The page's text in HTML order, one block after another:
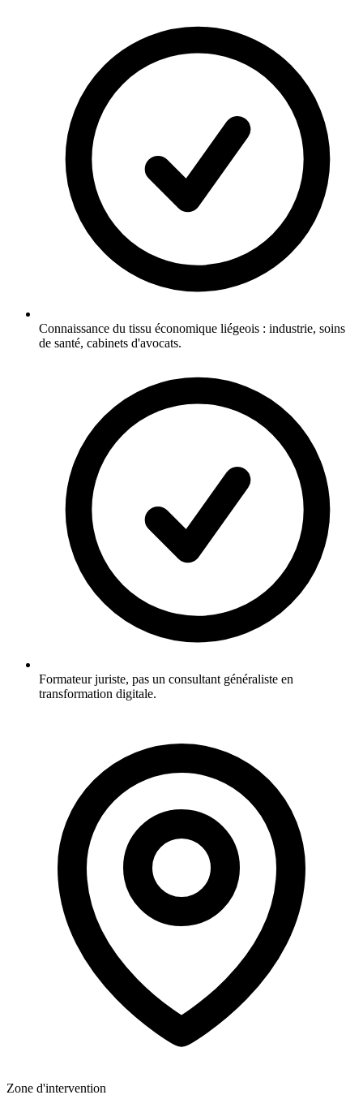
Connaissance du tissu économique liégeois : industrie, soins
de santé, cabinets d'avocats.
Formateur juriste, pas un consultant généraliste en
transformation digitale.
Zone d'intervention